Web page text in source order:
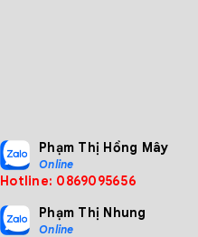
Phạm Thị Hồng Mây
Online
Hotline: 0869095656
Phạm Thị Nhung
Online